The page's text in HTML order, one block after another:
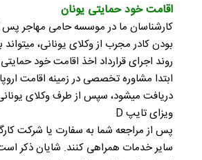
اقامت خود حمایتی یونان
کارشناسان ما در موسسه حامی مهاجر پس
بودن کادر مجرب از وکلای یونانی،
روند اجرای قرارداد اخذ اقامت خود حمایتی
دریافت میشود، سپس از طرف وکلای
ویزای تایپ D